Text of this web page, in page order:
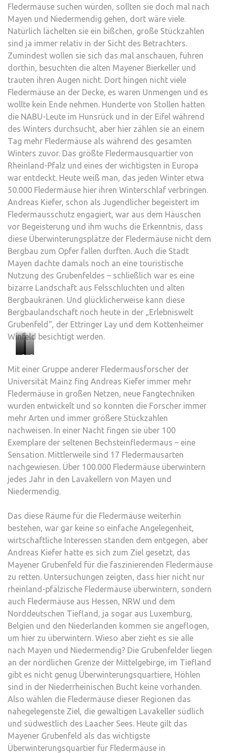
Fledermäuse suchen würden, sollten sie doch mal nach
Mayen und Niedermendig gehen, dort wäre viele.
Natürlich lächelten sie ein bißchen, große Stückzahlen
sind ja immer relativ in der Sicht des Betrachters.
Zumindest wollen sie sich das mal anschauen, fuhren
dorthin, besuchten die alten Mayener Bierkeller und
trauten ihren Augen nicht. Dort hingen nicht viele
Fledermäuse an der Decke, es waren Unmengen und es
wollte kein Ende nehmen. Hunderte von Stollen hatten
die NABU-Leute im Hunsrück und in der Eifel während
des Winters durchsucht, aber hier zählen sie an einem
Tag mehr Fledermäuse als während des gesamten
Winters zuvor. Das größte Fledermausquartier von
Rheinland-Pfalz und eines der wichtigsten in Europa
war entdeckt. Heute weiß man, das jeden Winter etwa
50.000 Fledermäuse hier ihren Winterschlaf verbringen.
Andreas Kiefer, schon als Jugendlicher begeistert im
Fledermausschutz engagiert, war aus dem Häuschen
vor Begeisterung und ihm wuchs die Erkenntnis, dass
diese Überwinterungsplätze der Fledermäuse nicht dem
Bergbau zum Opfer fallen durften. Auch die Stadt
Mayen dachte damals noch an eine touristische
Nutzung des Grubenfeldes – schließlich war es eine
bizarre Landschaft aus Felsschluchten und alten
Bergbaukränen. Und glücklicherweise kann diese
Bergbaulandschaft noch heute in der „Erlebniswelt
Grubenfeld“, der Ettringer Lay und dem Kottenheimer
Winfeld besichtigt werden.
Großes
Mausohr
Großes
Mausohr
Großes
Mausohr
–
Fotos
:
Andreas
Kiefer
Mit einer Gruppe anderer Fledermausforscher der
Universität Mainz fing Andreas Kiefer immer mehr
Fledermäuse in großen Netzen, neue Fangtechniken
wurden entwickelt und so konnten die Forscher immer
mehr Arten und immer größere Stückzahlen
nachweisen. In einer Nacht fingen sie über 100
Exemplare der seltenen Bechsteinfledermaus – eine
Sensation. Mittlerweile sind 17 Fledermausarten
nachgewiesen. Über 100.000 Fledermäuse überwintern
jedes Jahr in den Lavakellern von Mayen und
Niedermendig.
Das diese Räume für die Fledermäuse weiterhin
bestehen, war gar keine so einfache Angelegenheit,
wirtschaftliche Interessen standen dem entgegen, aber
Andreas Kiefer hatte es sich zum Ziel gesetzt, das
Mayener Grubenfeld für die faszinierenden Fledermäuse
zu retten. Untersuchungen zeigten, dass hier nicht nur
rheinland-pfälzische Fledermäuse überwintern, sondern
auch Fledermäuse aus Hessen, NRW und dem
Norddeutschen Tiefland, ja sogar aus Luxemburg,
Belgien und den Niederlanden kommen sie angeflogen,
um hier zu überwintern. Wieso aber zieht es sie alle
nach Mayen und Niedermendig? Die Grubenfelder liegen
an der nördlichen Grenze der Mittelgebirge, im Tiefland
gibt es nicht genug Überwinterungsquartiere, Höhlen
sind in der Niederrheinischen Bucht keine vorhanden.
Also wählen die Fledermäuse dieser Regionen das
nahegelegenste Ziel, die gewaltigen Lavakeller südlich
und südwestlich des Laacher Sees. Heute gilt das
Mayener Grubenfeld als das wichtigste
Überwinterungsquartier für Fledermäuse in